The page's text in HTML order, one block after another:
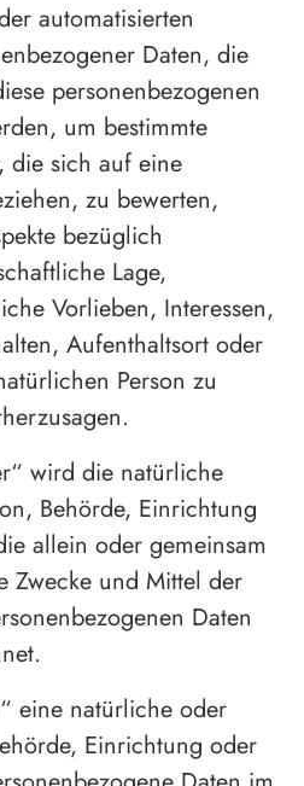
automatisierten
Daten, die
personenbezogenen
um bestimmte
die sich auf eine
zu bewerten,
bezüglich
Lage,
Vorlieben, Interessen,
Aufenthaltsort oder
Person zu
wird die natürliche
Behörde, Einrichtung
allein oder gemeinsam
Zwecke und Mittel der
Daten
eine natürliche oder
Einrichtung oder